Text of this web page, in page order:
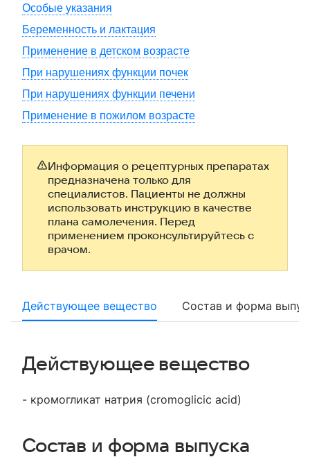
Особые указания
Беременность и лактация
Применение в детском возрасте
При нарушениях функции почек
При нарушениях функции печени
Применение в пожилом возрасте
Информация о рецептурных препаратах
предназначена только для
специалистов. Пациенты не должны
использовать инструкцию в качестве
плана самолечения. Перед
применением проконсультируйтесь с
врачом.
Действующее вещество Состав и форма
Действующее вещество
- кромогликат натрия (cromoglicic acid)
Состав и форма выпуска